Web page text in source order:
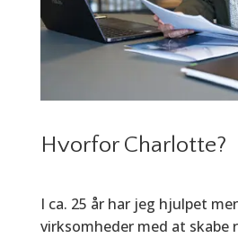
Hvorfor Charlotte?
I ca. 25 år har jeg hjulpet
virksomheder med at skabe